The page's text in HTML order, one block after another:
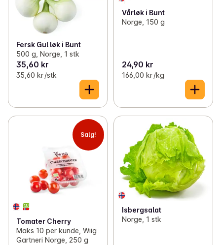
Fersk Gul løk i Bunt
500 g, Norge, 1 stk
35,60 kr
35,60 kr /stk
Vårløk i Bunt
Norge, 150 g
24,90 kr
166,00 kr /kg
Salg!
Tomater Cherry
Maks 10 per kunde, Wiig
Gartneri Norge, 250 g
Isbergsalat
Norge, 1 stk